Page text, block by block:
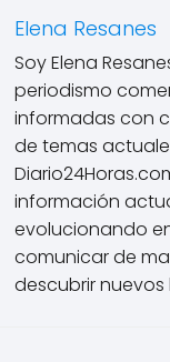
Elena Resanes
Soy Elena
periodismo
informadas con
de temas
información
evolucionando
comunicar de
descubrir